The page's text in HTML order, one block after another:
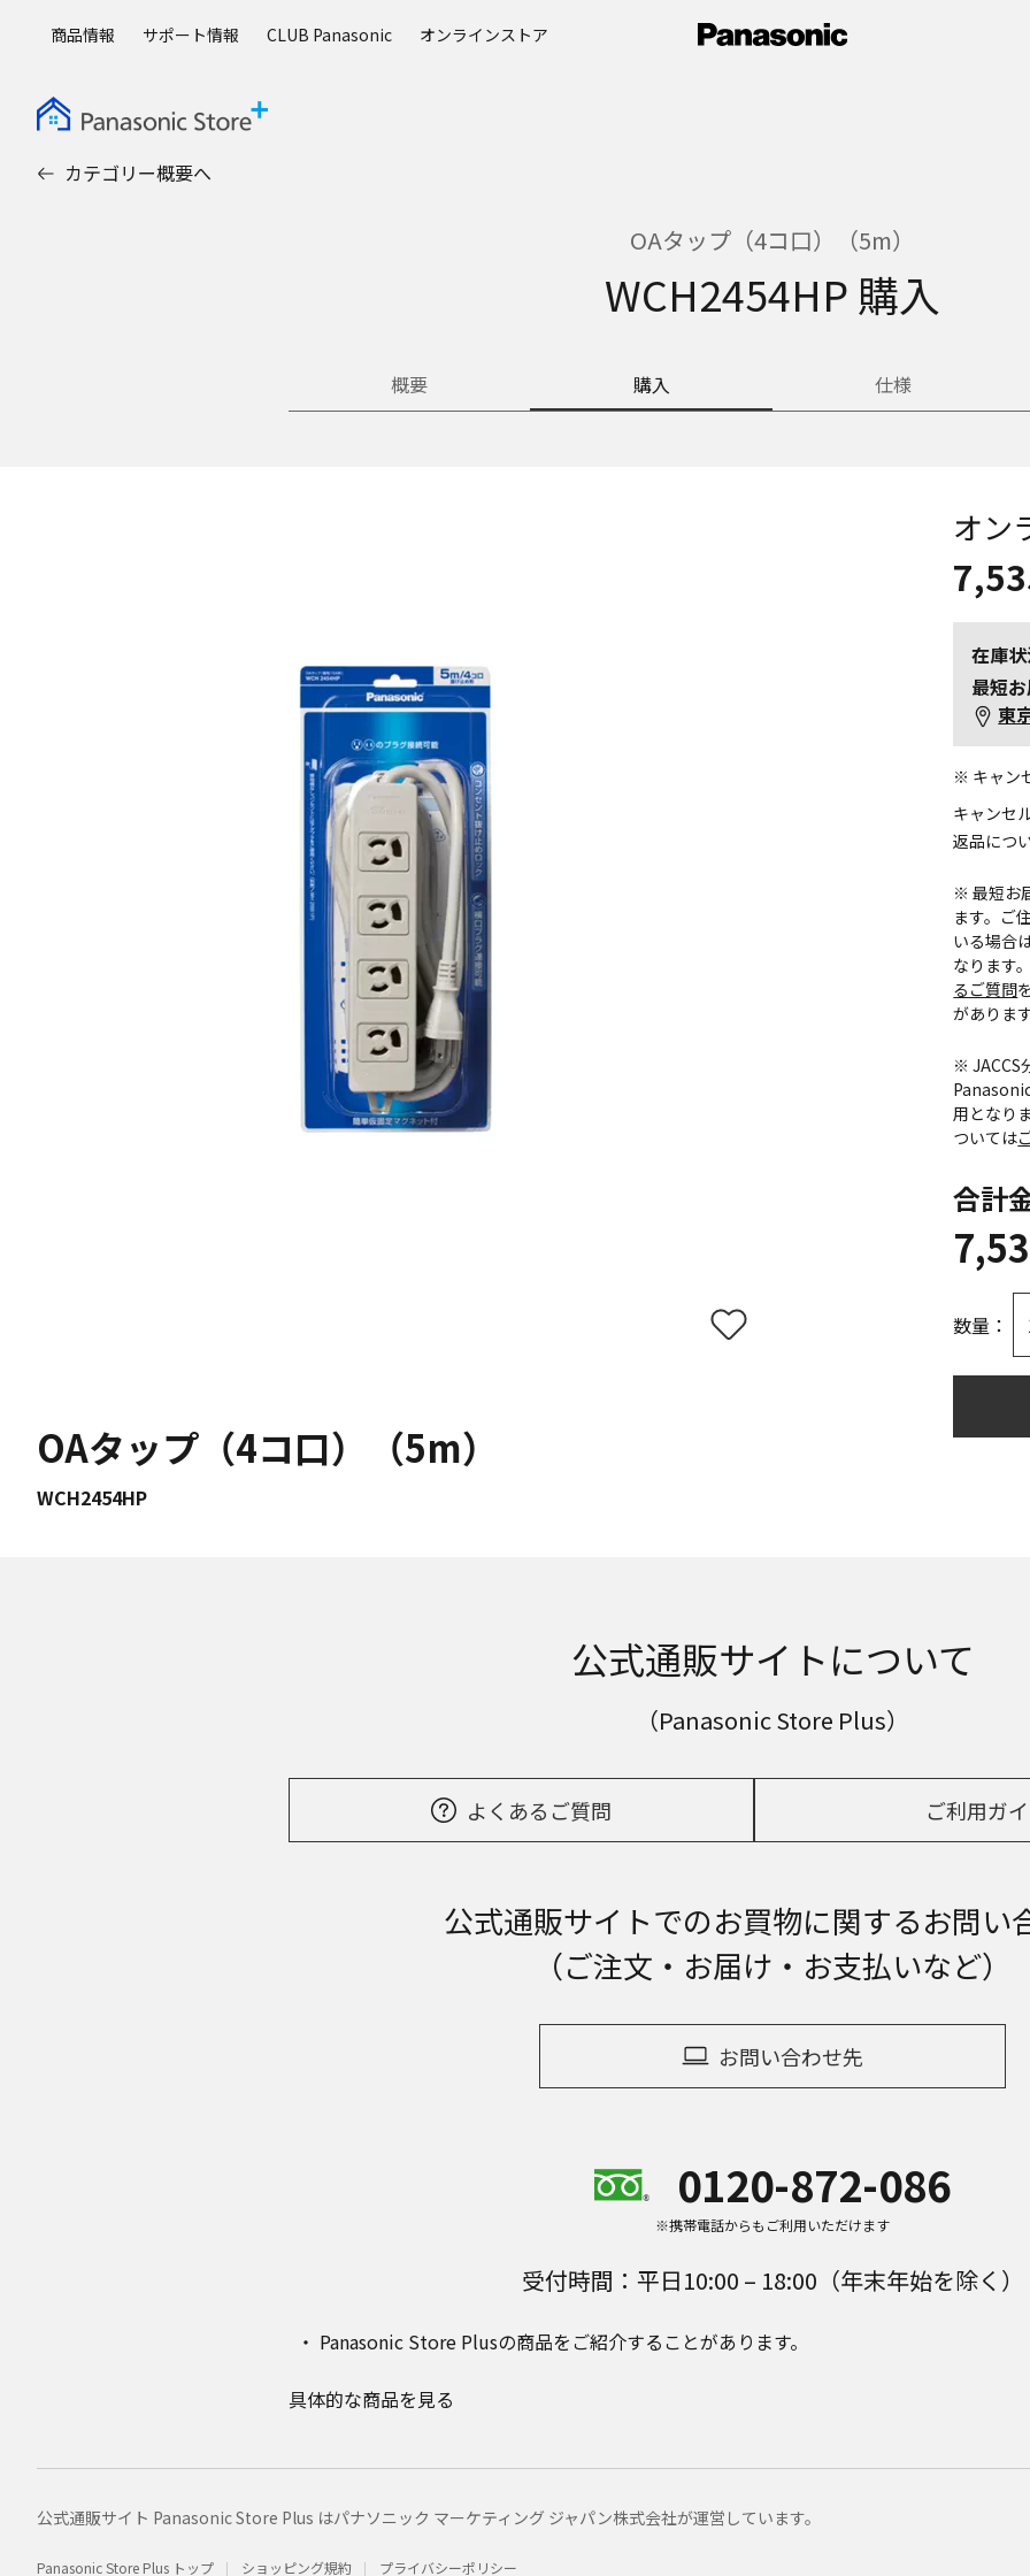
商品情報 サポート情報 CLUB Panasonic オンラインストア
カテゴリー概要へ
OAタップ（4コ口）（5m）
WCH2454HP 購入
概要 購入 仕様
OAタップ（4コ口）（5m）
WCH2454HP
オン
在庫
最短
東
※ キャン
キャンセ
返品につ
※ 最短お
ます。ご
いる場合
なります
るご質問
があります
※ JACCS
用となり
ついては
合計
数量：
公式通販サイトについて
（Panasonic Store Plus）
よくあるご質問 ご利用ガ
公式通販サイトでのお買物に関するお問い
（ご注文・お届け・お支払いなど）
お問い合わせ先
0120-872-086
※携帯電話からもご利用いただけます
受付時間：平日10:00 – 18:00（年末年始を除く）
Panasonic Store Plusの商品をご紹介することがあります。
具体的な商品を見る
公式通販サイト Panasonic Store Plus はパナソニック マーケティング ジャパン株式会社が運営しています。
Panasonic Store Plus トップ ショッピング規約 プライバシーポリシー